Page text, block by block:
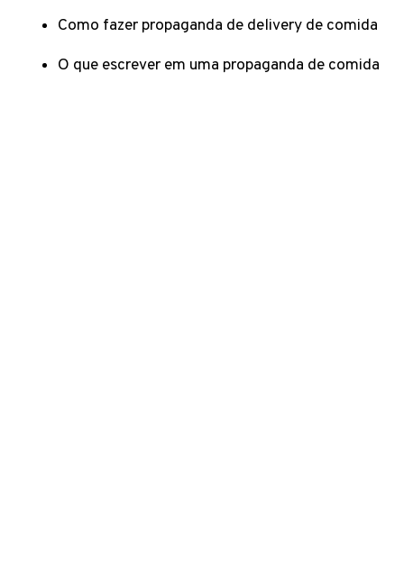
Como fazer propaganda de delivery de comida
O que escrever em uma propaganda de comida